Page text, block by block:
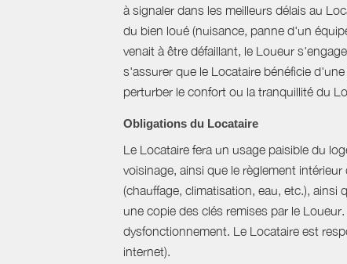
à signaler dans les meilleurs délais au
du bien loué (nuisance, panne d'un
venait à être défaillant, le Loueur
s'assurer que le Locataire bénéficie
perturber le confort ou la tranquillité du
Obligations du Locataire
Le Locataire fera un usage paisible du
voisinage, ainsi que le règlement
(chauffage, climatisation, eau, etc.), ainsi
une copie des clés remises par le
dysfonctionnement. Le Locataire est
internet).